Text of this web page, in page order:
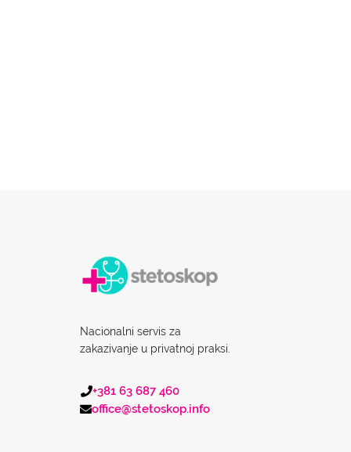
Nacionalni servis za
zakazivanje u privatnoj praksi.
+381 63 687 460
office@stetoskop.info